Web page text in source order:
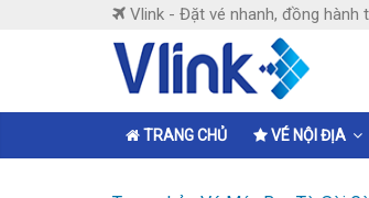
Vlink - Đặt vé nhanh, đồng hành
Vlink
Đặt
vé
TRANG CHỦ VÉ NỘI ĐỊA